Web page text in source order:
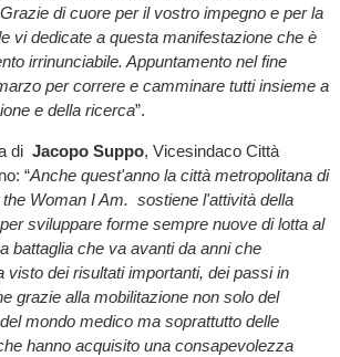
di cuore per il vostro impegno e per la
vi dedicate a questa manifestazione che è
irrinunciabile. Appuntamento nel fine
per correre e camminare tutti insieme a
e della ricerca”.
di Jacopo Suppo, Vicesindaco Città
“Anche quest'anno la città metropolitana di
Woman I Am. sostiene l'attività della
sviluppare forme sempre nuove di lotta al
battaglia che va avanti da anni che
visto dei risultati importanti, dei passi in
grazie alla mobilitazione non solo del
mondo medico ma soprattutto delle
hanno acquisito una consapevolezza